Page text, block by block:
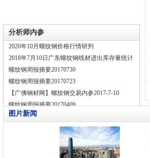
分析师内参
2020年10月螺纹钢价格行情研判
2018年7月10日广东螺纹钢线材进出库存量统计
螺纹钢周报摘要20170730
螺纹钢周报摘要20170723
【广佛钢材网】螺纹钢交易内参2017-7-10
螺纹钢周报摘要20170409
图片新闻